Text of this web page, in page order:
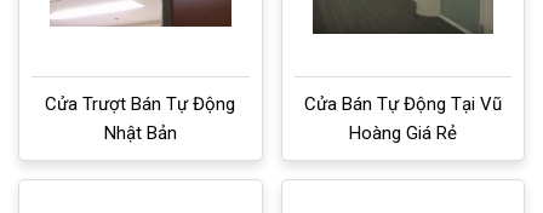
Cửa Trượt Bán Tự Động
Nhật Bản
Cửa Bán Tự Động Tại Vũ
Hoàng Giá Rẻ